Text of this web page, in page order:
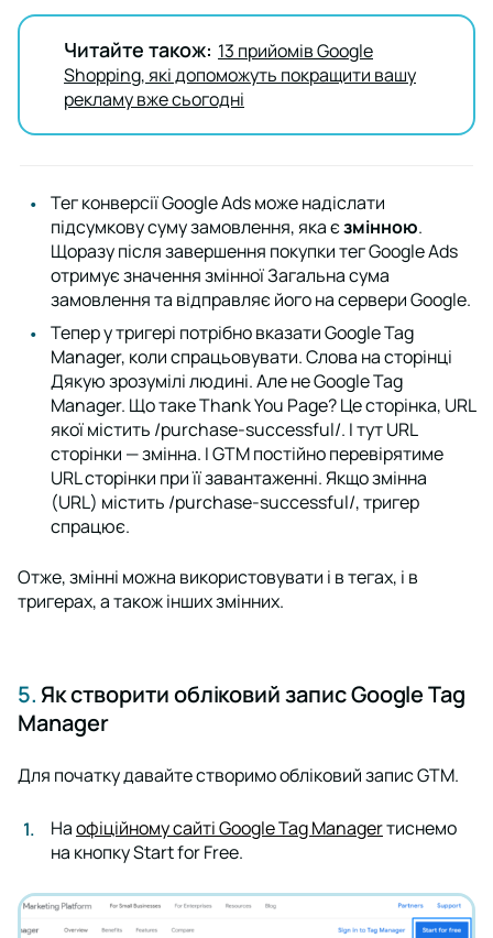
Читайте також: 13 прийомів Google
Shopping, які допоможуть покращити вашу
рекламу вже сьогодні
Тег конверсії Google Ads може надіслати
підсумкову суму замовлення, яка єзмінною.
Щоразу після завершення покупки тег Google Ads
отримує значення змінноїЗагальна сума
замовленнята відправляє його на сервери Google.
Тепер у тригері потрібно вказати Google Tag
Manager, коли спрацьовувати. Слова на сторінці
Дякуюзрозумілі людині. Але не Google Tag
Manager. Що таке Thank You Page? Це сторінка, URL
якої містить /purchase-successful/. І тут URL
сторінки — змінна. І GTM постійно перевірятиме
URL сторінки при її завантаженні. Якщо змінна
(URL) містить /purchase-successful/, тригер
спрацює.
Отже, змінні можна використовувати і в тегах, і в
тригерах, а також інших змінних.
5. Як створити обліковий запис Google Tag
Manager
Для початку давайте створимо обліковий запис GTM.
Наофіційному сайті Google Tag Managerтиснемо
на кнопкуStart for Free.